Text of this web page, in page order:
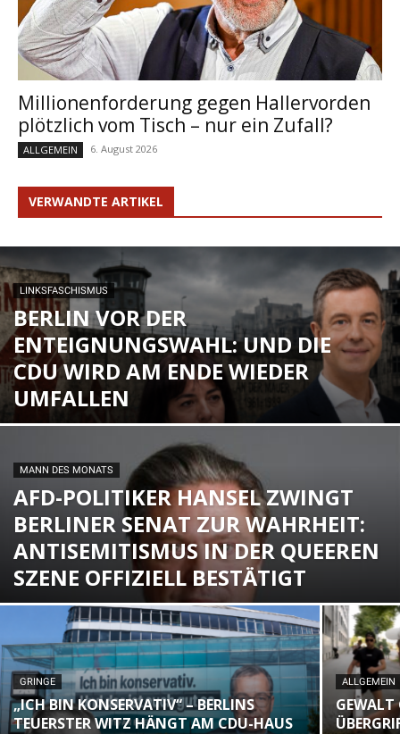
Millionenforderung gegen Hallervorden
plötzlich vom Tisch – nur ein Zufall?
ALLGEMEIN 6. August 2026
VERWANDTE ARTIKEL
LINKSFASCHISMUS
BERLIN VOR DER
ENTEIGNUNGSWAHL: UND DIE
CDU WIRD AM ENDE WIEDER
UMFALLEN
MANN DES MONATS
AFD-POLITIKER HANSEL ZWINGT
BERLINER SENAT ZUR WAHRHEIT:
ANTISEMITISMUS IN DER QUEEREN
SZENE OFFIZIELL BESTÄTIGT
GRINGE
„ICH BIN KONSERVATIV“ – BERLINS
TEUERSTER WITZ HÄNGT AM CDU-HAUS
ALLGEMEIN
GEWALT